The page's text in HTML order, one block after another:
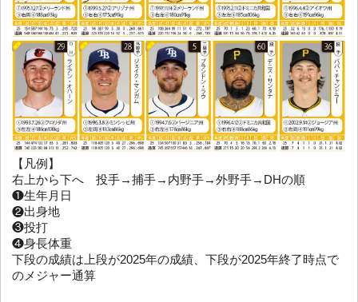
【凡例】
右上から下へ 投手→捕手→内野手→外野手→DHの順
❶生年月日
❷出身地
❸投打
❹身長体重
下段の成績は上段が2025年の成績、下段が2025年終了時点で
のメジャー通算